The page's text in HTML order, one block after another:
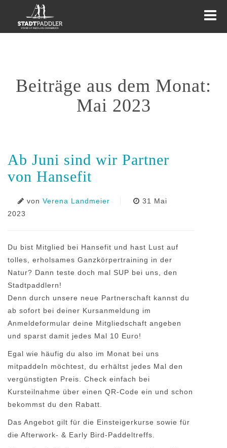
KURSE TOUREN EVENTS
WEITERES AKTUELLES
Beiträge aus dem Monat:
Mai 2023
Ab Juni sind wir Partner
von Hansefit
von Verena Landmeier
31 Mai
2023
Du bist Mitglied bei Hansefit und hast Lust auf
tolles, erholsames Ganzkörpertraining in der
Natur? Dann teste doch mal SUP bei uns, den
Stadtpaddlern!
Denn durch unsere neue Partnerschaft kannst du
ab sofort bei deiner Kursanmeldung im
Anmeldeformular deine Mitgliedschaft angeben
und sparst damit jedes Mal 10 Euro!
Egal wie häufig du also im Monat bei uns
mitpaddeln möchtest, du erhältst jedes Mal den
vergünstigten Preis. Check einfach bei
Kursteilnahme über einen QR-Code ein und schon
bekommst du den Rabatt.
Das Angebot gilt für die Einsteigerkurse sowie für
die Afterwork- & Early Bird-Paddeltreffs.